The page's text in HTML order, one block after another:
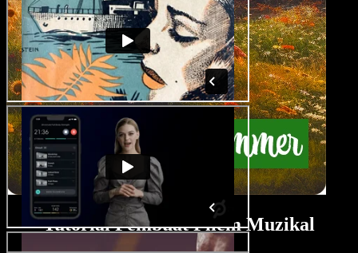
Tutorial Pembuat Filem Muzikal